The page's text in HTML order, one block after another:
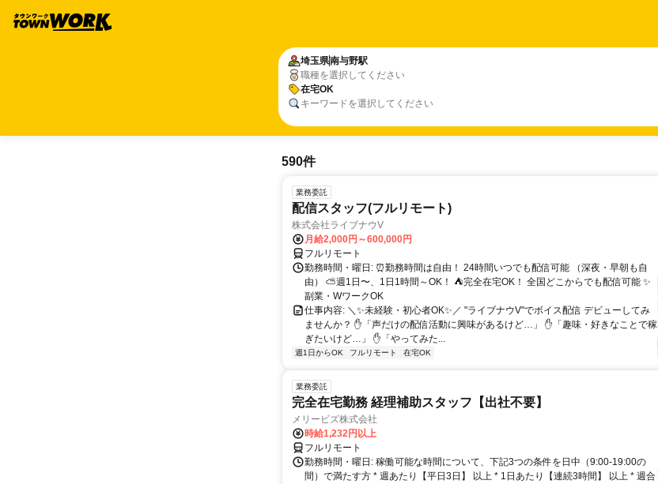
埼玉県南与野駅
職種を選択してください
在宅OK
キーワードを選択してください
590件
業務委託
配信スタッフ(フルリモート)
株式会社ライブナウV
月給2,000円～600,000円
フルリモート
勤務時間・曜日: ⏰勤務時間は自由！ 24時間いつでも配信可能 （深夜・早朝も自
由） ⛅週1日〜、1日1時間～OK！ ⛺完全在宅OK！ 全国どこからでも配信可能 ✨
副業・WワークOK
仕事内容: ＼✨未経験・初心者OK✨／ "ライブナウV"でボイス配信 デビューしてみ
ませんか？ ✋「声だけの配信活動に興味があるけど…」 ✋「趣味・好きなことで稼
ぎたいけど…」 ✋「やってみた...
週1日からOK フルリモート 在宅OK
業務委託
完全在宅勤務 経理補助スタッフ【出社不要】
メリービズ株式会社
時給1,232円以上
フルリモート
勤務時間・曜日: 稼働可能な時間について、下記3つの条件を日中（9:00-19:00の
間）で満たす方 * 週あたり【平日3日】 以上 * 1日あたり【連続3時間】 以上 * 週合